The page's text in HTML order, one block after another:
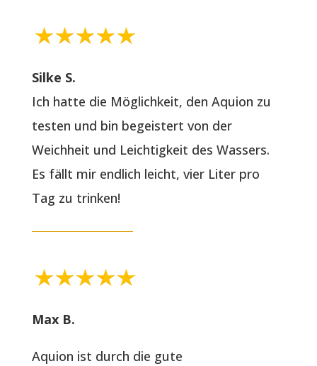
Silke S.
Ich hatte die Möglichkeit, den Aquion zu
testen und bin begeistert von der
Weichheit und Leichtigkeit des Wassers.
Es fällt mir endlich leicht, vier Liter pro
Tag zu trinken!
Max B.
Aquion ist durch die gute